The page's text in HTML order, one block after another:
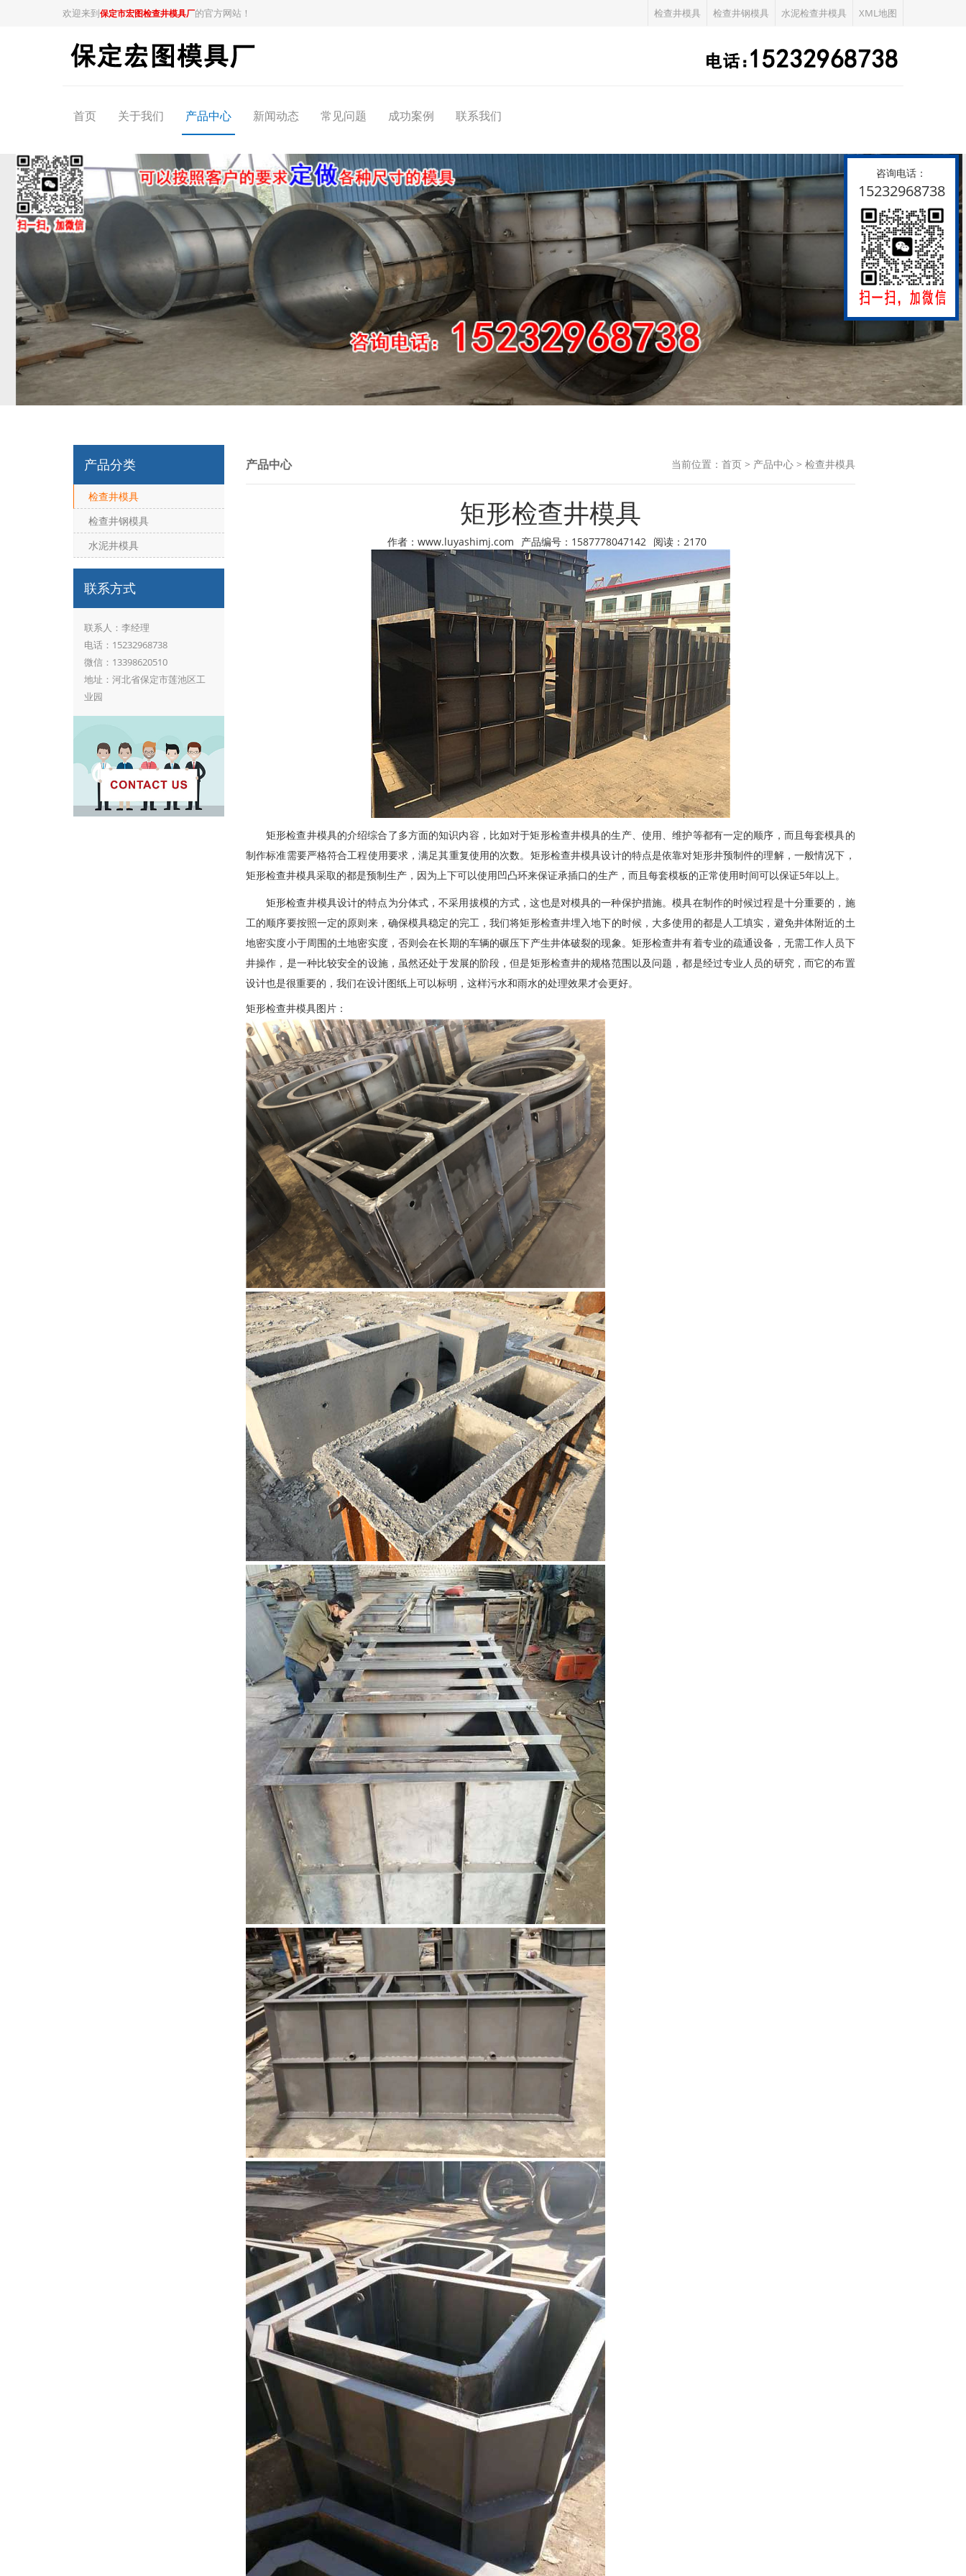
欢迎来到保定市宏图检查井模具厂的官方网站！ 检查井模具 检查井钢模具 水泥检查井模具 XML地图
首页 关于我们 产品中心 新闻动态 常见问题 成功案例 联系我们
产品分类
检查井模具
检查井钢模具
水泥井模具
联系方式
联系人：李经理
电话：15232968738
微信：13398620510
地址：河北省保定市莲池区工
业园
产品中心 当前位置： 首页> 产品中心> 检查井模具
矩形检查井模具
作者：www.luyashimj.com 产品编号：1587778047142 阅读：2170
矩形检查井模具的介绍综合了多方面的知识内容，比如对于矩形检查井模具的生产、使用、维护等都有一定的顺序，而且每套模具的
制作标准需要严格符合工程使用要求，满足其重复使用的次数。矩形检查井模具设计的特点是依靠对矩形井预制件的理解，一般情况下，
矩形检查井模具采取的都是预制生产，因为上下可以使用凹凸环来保证承插口的生产，而且每套模板的正常使用时间可以保证5年以上。
矩形检查井模具设计的特点为分体式，不采用拔模的方式，这也是对模具的一种保护措施。模具在制作的时候过程是十分重要的，施
工的顺序要按照一定的原则来，确保模具稳定的完工，我们将矩形检查井埋入地下的时候，大多使用的都是人工填实，避免井体附近的土
地密实度小于周围的土地密实度，否则会在长期的车辆的碾压下产生井体破裂的现象。矩形检查井有着专业的疏通设备，无需工作人员下
井操作，是一种比较安全的设施，虽然还处于发展的阶段，但是矩形检查井的规格范围以及问题，都是经过专业人员的研究，而它的布置
设计也是很重要的，我们在设计图纸上可以标明，这样污水和雨水的处理效果才会更好。
矩形检查井模具图片：
咨询电话：
15232968738